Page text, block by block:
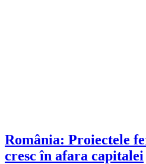
România: Proiectele
cresc în afara capitalei